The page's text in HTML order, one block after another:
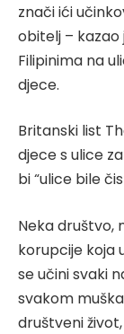
znači ići
obitelj – kazao
Filipinima na
djece.
Britanski list
djece s ulice
bi “ulice bile
Neka društvo,
korupcije koja
se učini svaki
svakom
društveni